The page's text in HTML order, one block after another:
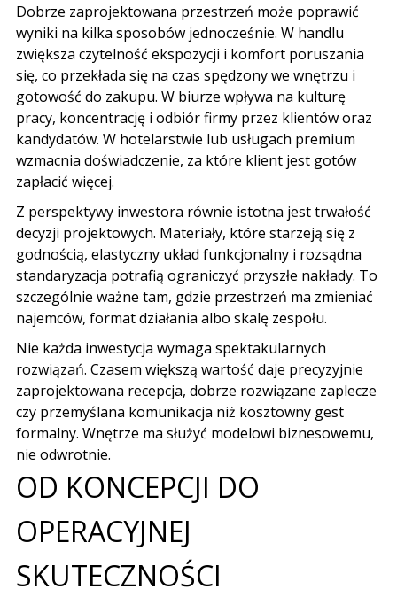
Dobrze zaprojektowana przestrzeń może poprawić
wyniki na kilka sposobów jednocześnie. W handlu
zwiększa czytelność ekspozycji i komfort poruszania
się, co przekłada się na czas spędzony we wnętrzu i
gotowość do zakupu. W biurze wpływa na kulturę
pracy, koncentrację i odbiór firmy przez klientów oraz
kandydatów. W hotelarstwie lub usługach premium
wzmacnia doświadczenie, za które klient jest gotów
zapłacić więcej.
Z perspektywy inwestora równie istotna jest trwałość
decyzji projektowych. Materiały, które starzeją się z
godnością, elastyczny układ funkcjonalny i rozsądna
standaryzacja potrafią ograniczyć przyszłe nakłady. To
szczególnie ważne tam, gdzie przestrzeń ma zmieniać
najemców, format działania albo skalę zespołu.
Nie każda inwestycja wymaga spektakularnych
rozwiązań. Czasem większą wartość daje precyzyjnie
zaprojektowana recepcja, dobrze rozwiązane zaplecze
czy przemyślana komunikacja niż kosztowny gest
formalny. Wnętrze ma służyć modelowi biznesowemu,
nie odwrotnie.
OD KONCEPCJI DO
OPERACYJNEJ
SKUTECZNOŚCI